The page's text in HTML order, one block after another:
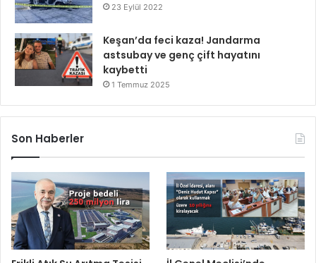
23 Eylül 2022
Keşan’da feci kaza! Jandarma
astsubay ve genç çift hayatını
kaybetti
1 Temmuz 2025
Son Haberler